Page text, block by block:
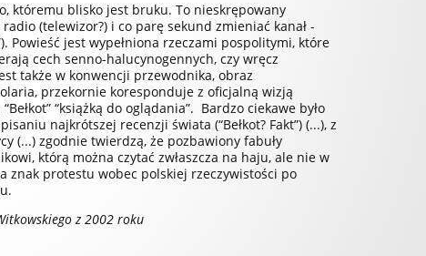
któremu blisko jest bruku. To nieskrępowany
(telewizor?) i co parę sekund zmieniać kanał -
Powieść jest wypełniona rzeczami pospolitymi, które
cech senno-halucynogennych, czy wręcz
także w konwencji przewodnika, obraz
przekornie koresponduje z oficjalną wizją
“książką do oglądania”. Bardzo ciekawe było
najkrótszej recenzji świata (“Bełkot? Fakt”) (...), z
(...) zgodnie twierdzą, że pozbawiony fabuły
którą można czytać zwłaszcza na haju, ale nie w
znak protestu wobec polskiej rzeczywistości po
z 2002 roku